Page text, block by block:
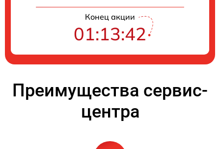
Конец акции
01:13:41
Преимущества сервис-
центра